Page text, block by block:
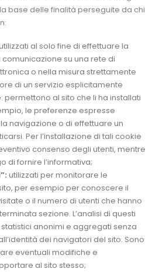
base delle finalità perseguite da chi
al solo fine di effettuare la
su una rete di
o nella misura strettamente
di un servizio esplicitamente
permettono al sito che li ha installati
le preferenze espresse
navigazione o di effettuare un
Per l’installazione di tali cookie
consenso degli utenti, mentre
di fornire l’informativa;
utilizzati per monitorare le
per esempio per conoscere il
o il numero di utenti che hanno
sezione. L’analisi di questi
anonimi e aggregati senza
dei navigatori del sito. Sono
eventuali modifiche e
al sito stesso;